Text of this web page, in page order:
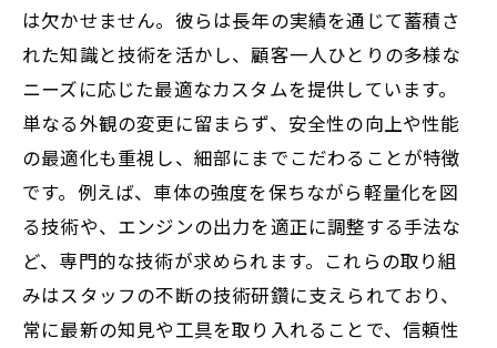
は欠かせません。彼らは長年の実績を通じて蓄積さ
れた知識と技術を活かし、顧客一人ひとりの多様な
ニーズに応じた最適なカスタムを提供しています。
単なる外観の変更に留まらず、安全性の向上や性能
の最適化も重視し、細部にまでこだわることが特徴
です。例えば、車体の強度を保ちながら軽量化を図
る技術や、エンジンの出力を適正に調整する手法な
ど、専門的な技術が求められます。これらの取り組
みはスタッフの不断の技術研鑽に支えられており、
常に最新の知見や工具を取り入れることで、信頼性